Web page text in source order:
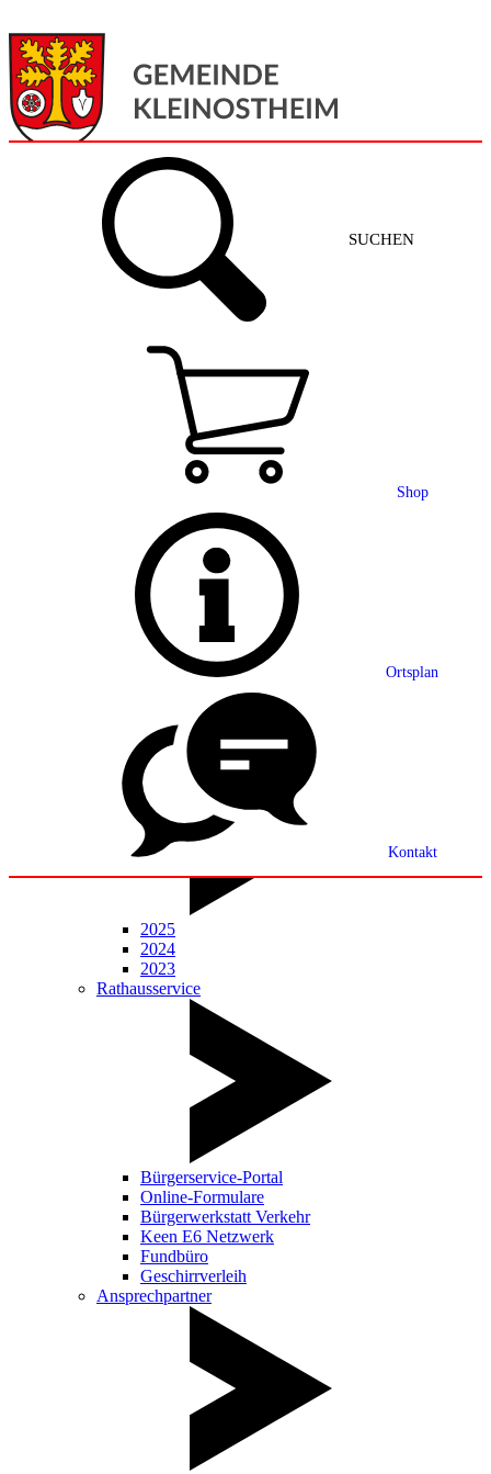
SUCHEN
Shop
Ortsplan
Kontakt
Gemeinde + Service
Grußwort
Ortsplan
Partnerschaft
Statistik
Mitteilungsblatt
2025
2024
2023
Rathausservice
Bürgerservice-Portal
Online-Formulare
Bürgerwerkstatt Verkehr
Keen E6 Netzwerk
Fundbüro
Geschirrverleih
Ansprechpartner